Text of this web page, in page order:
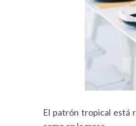
El patrón tropical está